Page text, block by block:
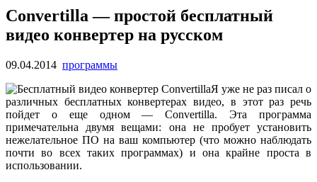
Convertilla — простой бесплатный
видео конвертер на русском
09.04.2014 программы
Я уже не раз писал о
различных бесплатных конвертерах видео, в этот раз речь
пойдет о еще одном — Convertilla. Эта программа
примечательна двумя вещами: она не пробует установить
нежелательное ПО на ваш компьютер (что можно наблюдать
почти во всех таких программах) и она крайне проста в
использовании.